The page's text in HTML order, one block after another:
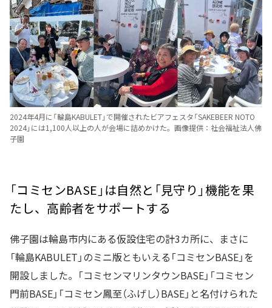
2024年4月に「輪島KABULET」で開催されたビアフェスタ「SAKEBEER NOTO
2024」には1,100人以上の人が会場に詰めかけた。画像提供：社会福祉法人佛
子園
「コミセンBASE」は自然と「見守り」機能を果
たし、高齢者をサポートする
佛子園は輪島市内にある仮設住宅の計3カ所に、まさに
「輪島KABULET」のミニ版ともいえる「コミセンBASE」を
開設しました。「コミセンマリンタウンBASE」「コミセン
門前BASE」「コミセン鳳至（ふげし）BASE」と名付けられた